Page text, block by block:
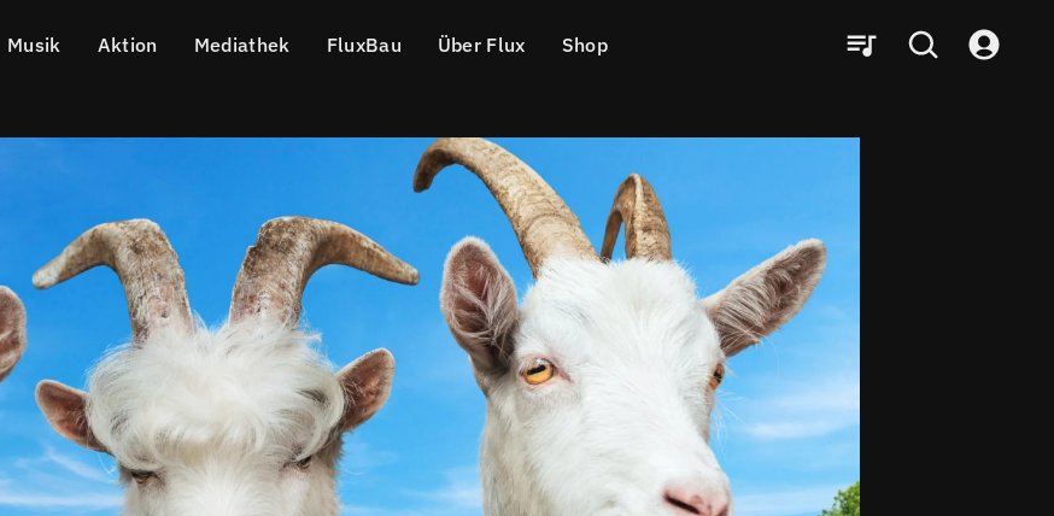
Musik Aktion Mediathek FluxBau Über Flux Shop